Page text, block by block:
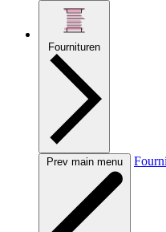
Fournituren
Prev main menu